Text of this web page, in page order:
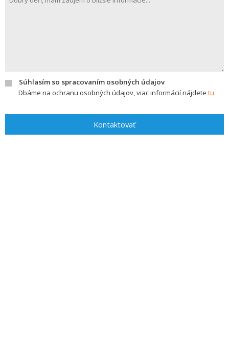
Súhlasím so spracovaním osobných údajov
Dbáme na ochranu osobných údajov, viac informácií nájdete tu
Kontaktovať